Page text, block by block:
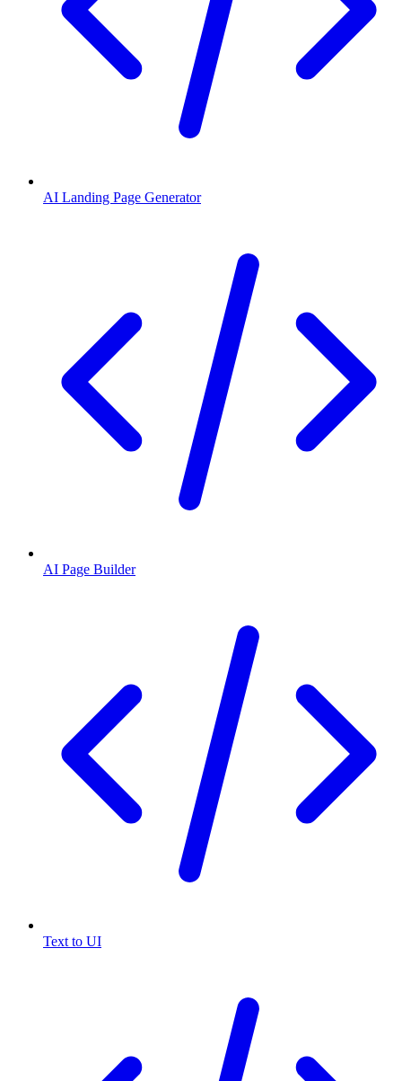
AI Landing Page Generator
AI Page Builder
Text to UI